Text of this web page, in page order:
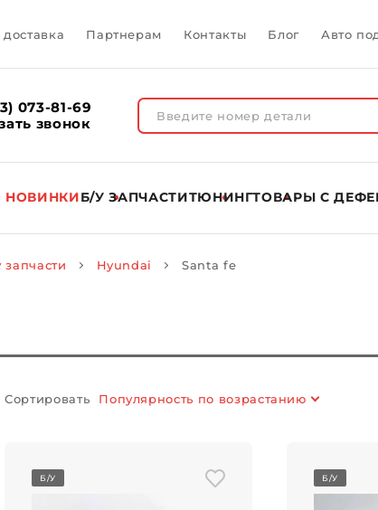
Партнерам Контакты Блог Авто
073-81-69
звонок
НОВИНКИБ/У ЗАПЧАСТИТЮНИНГТОВАРЫ C
запчасти Hyundai Santa fe
Сортировать Популярность по возрастанию
Б/У Б/У